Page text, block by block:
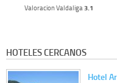
Valoracion Valdaliga 3.1
HOTELES CERCANOS
Hotel